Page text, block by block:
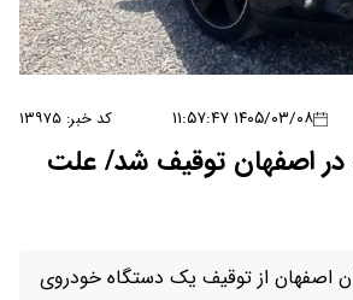
۱۴۰۵/۰۳/۰۸ ۱۱:۵۷:۴۷ کد خبر: ۱۳۹۷۵
در اصفهان توقیف شد/ علت
اصفهان از توقیف یک دستگاه خودروی